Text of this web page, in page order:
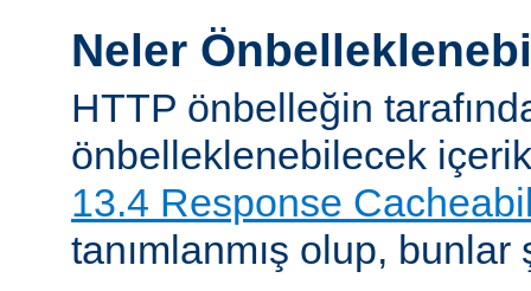
Neler
HTTP önbelleğin
önbelleklenebilecek
13.4 Response
tanımlanmış olup,